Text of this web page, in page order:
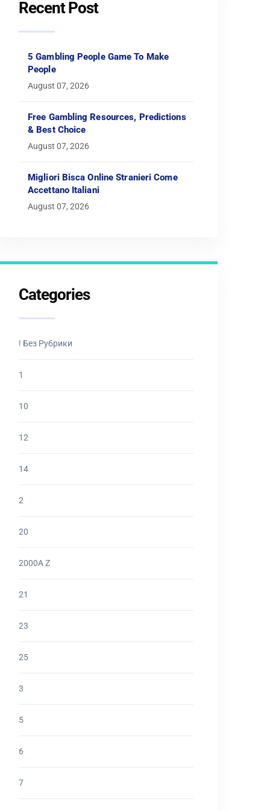
Recent Post
5 Gambling People Game To Make
People
August 07, 2026
Free Gambling Resources, Predictions
& Best Choice
August 07, 2026
Migliori Bisca Online Stranieri Come
Accettano Italiani
August 07, 2026
Categories
! Без Рубрики
1
10
12
14
2
20
2000A Z
21
23
25
3
5
6
7